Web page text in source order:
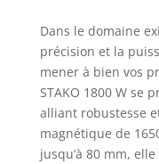
Dans le domaine
précision et la
mener à bien vos
STAKO 1800 W se
alliant robustesse
magnétique de
jusqu’à 80 mm,